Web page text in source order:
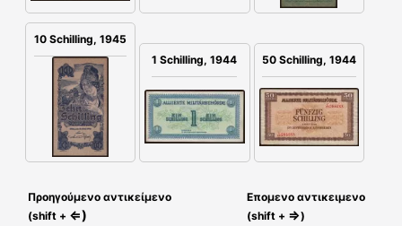
10 Schilling, 1945
1 Schilling, 1944
50 Schilling, 1944
Προηγούμενο αντικείμενο
(shift + ⇐)
Επομενο αντικειμενο
(shift + ⇒)